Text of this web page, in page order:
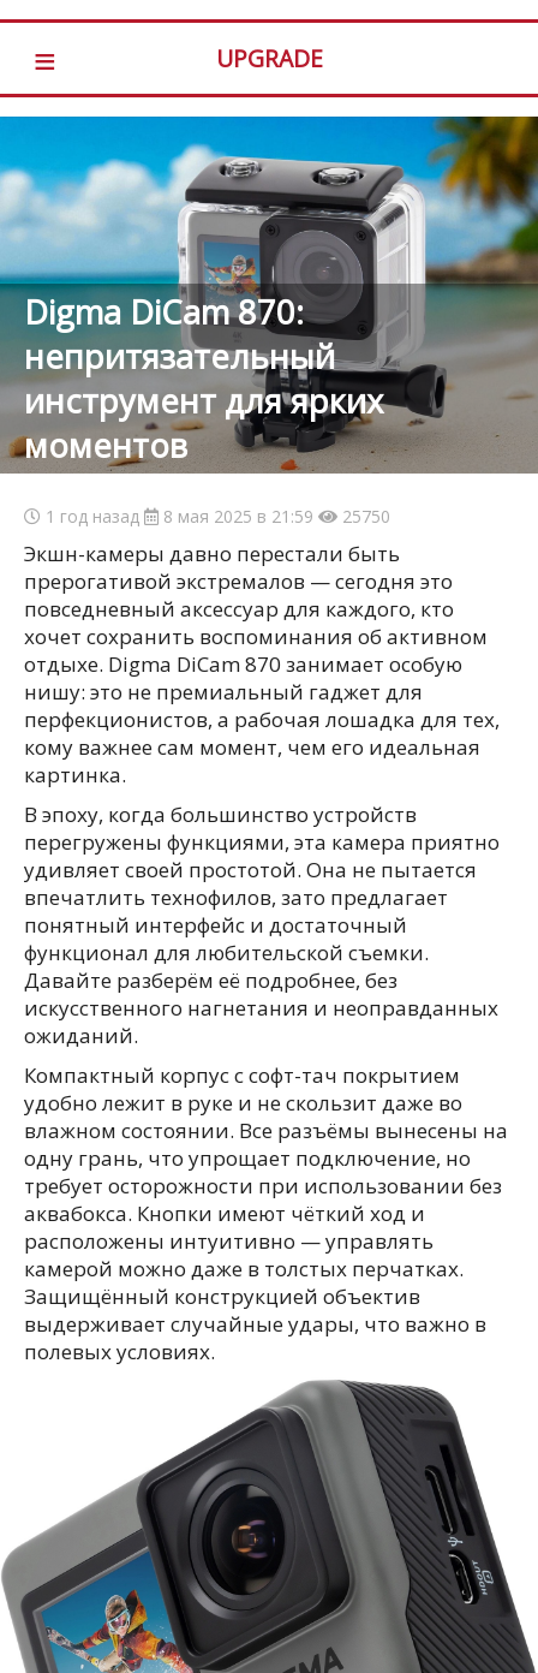
≡ UPGRADE
Digma DiCam 870:
непритязательный
инструмент для ярких
моментов
1 год назад 8 мая 2025 в 21:59 25750
Экшн-камеры давно перестали быть
прерогативой экстремалов — сегодня это
повседневный аксессуар для каждого, кто
хочет сохранить воспоминания об активном
отдыхе. Digma DiCam 870 занимает особую
нишу: это не премиальный гаджет для
перфекционистов, а рабочая лошадка для тех,
кому важнее сам момент, чем его идеальная
картинка.
В эпоху, когда большинство устройств
перегружены функциями, эта камера приятно
удивляет своей простотой. Она не пытается
впечатлить технофилов, зато предлагает
понятный интерфейс и достаточный
функционал для любительской съемки.
Давайте разберём её подробнее, без
искусственного нагнетания и неоправданных
ожиданий.
Компактный корпус с софт-тач покрытием
удобно лежит в руке и не скользит даже во
влажном состоянии. Все разъёмы вынесены на
одну грань, что упрощает подключение, но
требует осторожности при использовании без
аквабокса. Кнопки имеют чёткий ход и
расположены интуитивно — управлять
камерой можно даже в толстых перчатках.
Защищённый конструкцией объектив
выдерживает случайные удары, что важно в
полевых условиях.